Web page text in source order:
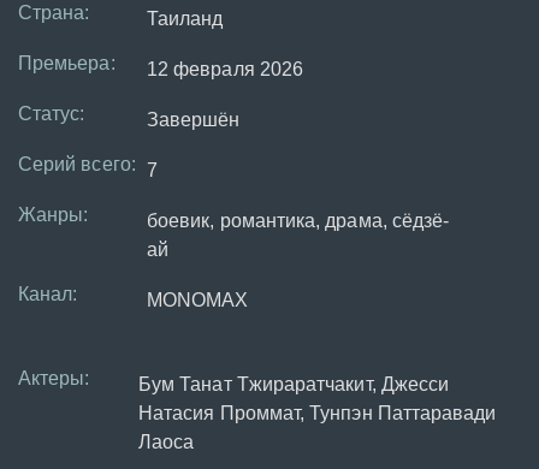
Страна: Таиланд
Премьера: 12 февраля 2026
Статус: Завершён
Серий всего: 7
Жанры:
боевик, романтика, драма, сёдзё-
ай
Канал: MONOMAX
Актеры:
Бум Танат Тжираратчакит, Джесси
Натасия Проммат, Тунпэн Паттаравади
Лаоса